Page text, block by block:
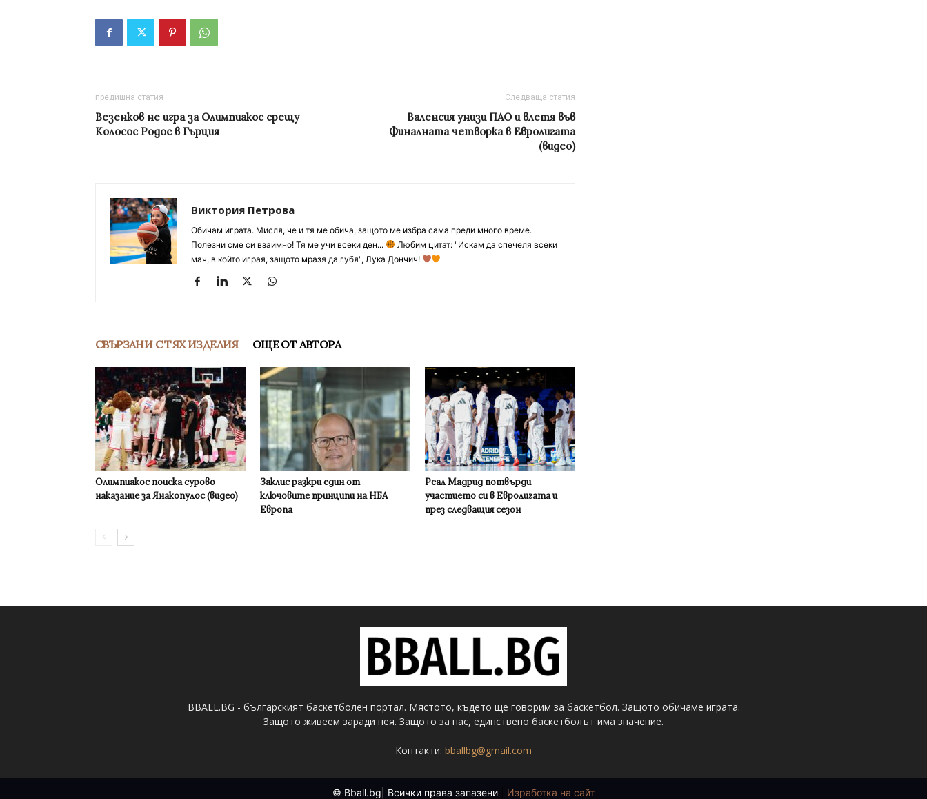
предишна статия
Везенков не игра за Олимпиакос срещу
Колосос Родос в Гърция
Следваща статия
Валенсия унизи ПАО и влетя във
Финалната четворка в Евролигата
(видео)
Виктория Петрова
Обичам играта. Мисля, че и тя ме обича, защото ме избра сама преди много време.
Полезни сме си взаимно! Тя ме учи всеки ден...
Любим цитат: "Искам да спечеля всеки
мач, в който играя, защото мразя да губя", Лука Дончич!
СВЪРЗАНИ С ТЯХ ИЗДЕЛИЯ ОЩЕ ОТ АВТОРА
Олимпиакос поиска сурово
наказание за Янакопулос (видео)
Заклис разкри един от
ключовите принципи на НБА
Европа
Реал Мадрид потвърди
участието си в Евролигата и
през следващия сезон
BBALL.BG - българският баскетболен портал. Мястото, където ще говорим за баскетбол. Защото обичаме играта.
Защото живеем заради нея. Защото за нас, единствено баскетболът има значение.
Контакти: bballbg@gmail.com
© Bball.bg| Всички права запазени Изработка на сайт